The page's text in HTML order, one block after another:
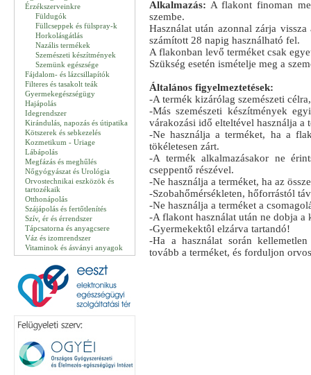
Érzékszerveinkre
Füldugók
Füllcseppek és fülspray-k
Horkolásgátlás
Nazális termékek
Szemészeti készítmények
Szemünk egészsége
Fájdalom- és lázcsillapítók
Filteres és tasakolt teák
Gyermekegészségügy
Hajápolás
Idegrendszer
Kirándulás, napozás és útipatika
Kötszerek és sebkezelés
Kozmetikum - Uriage
Lábápolás
Megfázás és meghűlés
Nőgyógyászat és Urológia
Orvostechnikai eszközök és
tartozékaik
Otthonápolás
Szájápolás és fertőtlenítés
Szív, ér és érrendszer
Tápcsatorna és anyagcsere
Váz és izomrendszer
Vitaminok és ásványi anyagok
Alkalmazás: A flakont finoman
szembe.
Használat után azonnal zárja
számított 28 napig használható fel.
A flakonban levő terméket csak
Szükség esetén ismételje meg a
Általános figyelmeztetések:
-A termék kizárólag szemészeti
-Más szemészeti készítmények
várakozási idő elteltével használja a
-Ne használja a terméket, ha a
tökéletesen zárt.
-A termék alkalmazásakor ne
cseppentő részével.
-Ne használja a terméket, ha az
-Szobahőmérsékleten, hőforrástól
-Ne használja a terméket a
-A flakont használat után ne dobja a
-Gyermekektôl elzárva tartandó!
-Ha a használat során
tovább a terméket, és forduljon